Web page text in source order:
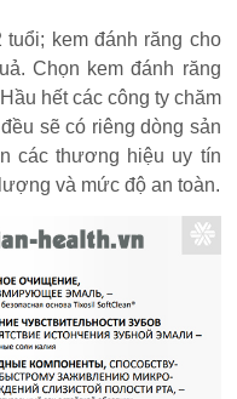
kem đánh răng cho
Chọn kem đánh răng
hết các công ty chăm
sẽ có riêng dòng sản
các thương hiệu uy tín
và mức độ an toàn.